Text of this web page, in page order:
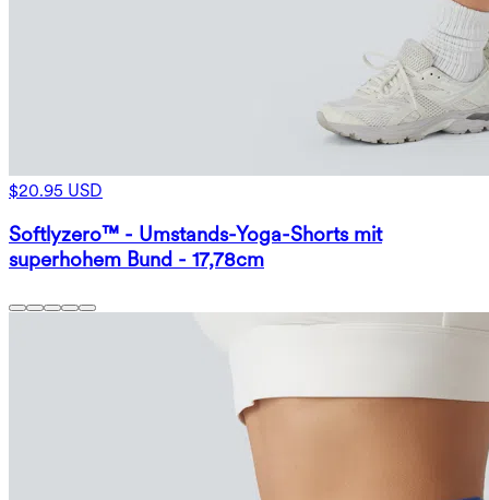
$20.95 USD
Softlyzero™ - Umstands-Yoga-Shorts mit
superhohem Bund - 17,78cm